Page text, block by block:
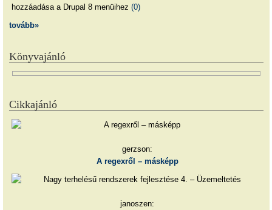
hozzáadása a Drupal 8 menüihez (0)
tovább»
Könyvajánló
Cikkajánló
gerzson:
A regexről – másképp
janoszen: